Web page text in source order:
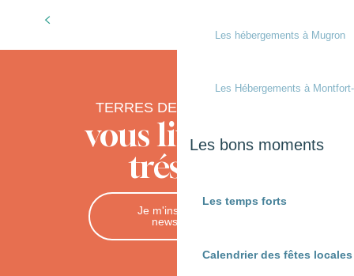
Les hébergements à Mugron
Les Hébergements à
Les bons moments
Les temps forts
Calendrier des fêtes
Les bonnes adresses
TERRES DE CHALOSSE
vous livre ses
trésors
Je m'inscris à la
newsletter